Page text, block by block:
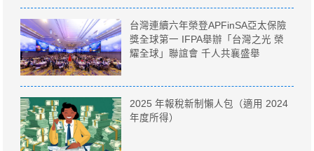
台灣連續六年榮登APFinSA亞太保險
獎全球第一 IFPA舉辦「台灣之光 榮
耀全球」聯誼會 千人共襄盛舉
2025 年報稅新制懶人包（適用 2024
年度所得）